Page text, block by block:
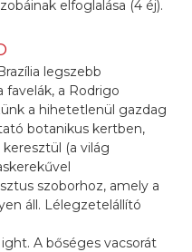
elfoglalása (4 éj).
legszebb
favelák, a Rodrigo
a hihetetlenül gazdag
botanikus kertben,
(a világ
szoborhoz, amely a
áll. Lélegzetelállító
A bőséges vacsorát